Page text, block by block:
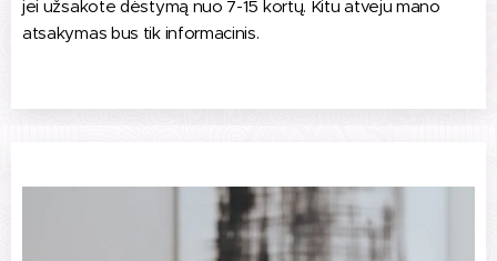
jei užsakote dėstymą nuo 7-15 kortų. Kitu atveju mano
atsakymas bus tik informacinis.